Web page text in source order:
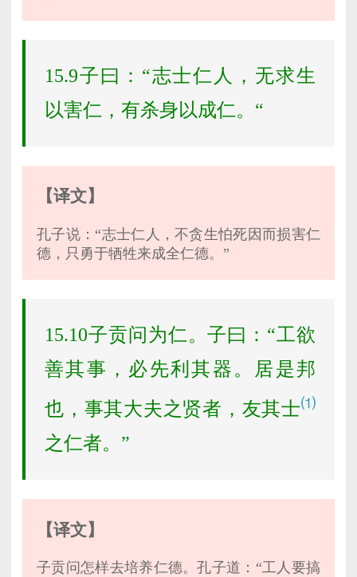
15.9子曰：“志士仁人，无求生
以害仁，有杀身以成仁。“
【译文】
孔子说：“志士仁人，不贪生怕死因而损害仁
德，只勇于牺牲来成全仁德。”
15.10子贡问为仁。子曰：“工欲
善其事，必先利其器。居是邦
也，事其大夫之贤者，友其士⑴
之仁者。”
【译文】
子贡问怎样去培养仁德。孔子道：“工人要搞